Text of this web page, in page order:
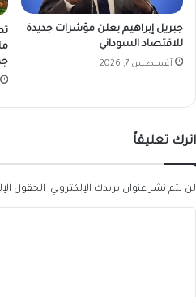
جبريل إبراهيم يعلن مؤشرات جديدة
للاقتصاد السوداني
أغسطس 7, 2026
اترك تعليقاً
لن يتم نشر عنوان بريدك الإلكتروني. الحقول